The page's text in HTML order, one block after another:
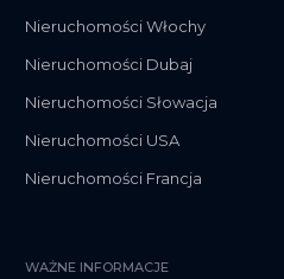
Nieruchomości Włochy
Nieruchomości Dubaj
Nieruchomości Słowacja
Nieruchomości USA
Nieruchomości Francja
WAŻNE INFORMACJE